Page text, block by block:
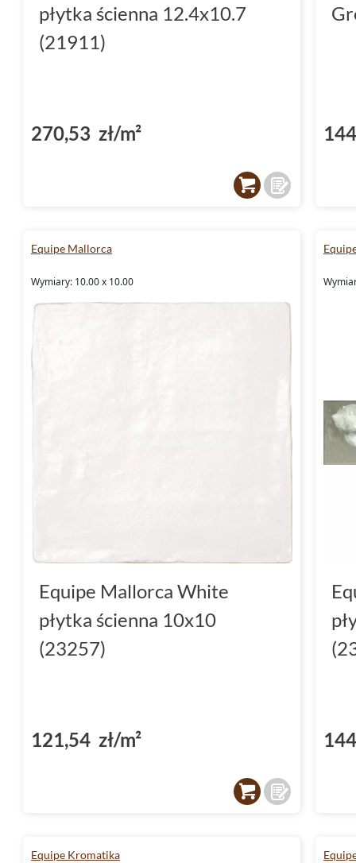
płytka ścienna 12.4x10.7
(21911)
270,53 zł/m²
Equipe Mallorca
Wymiary: 10.00 x 10.00
Equipe Mallorca White
płytka ścienna 10x10
(23257)
121,54 zł/m²
Equipe Kromatika